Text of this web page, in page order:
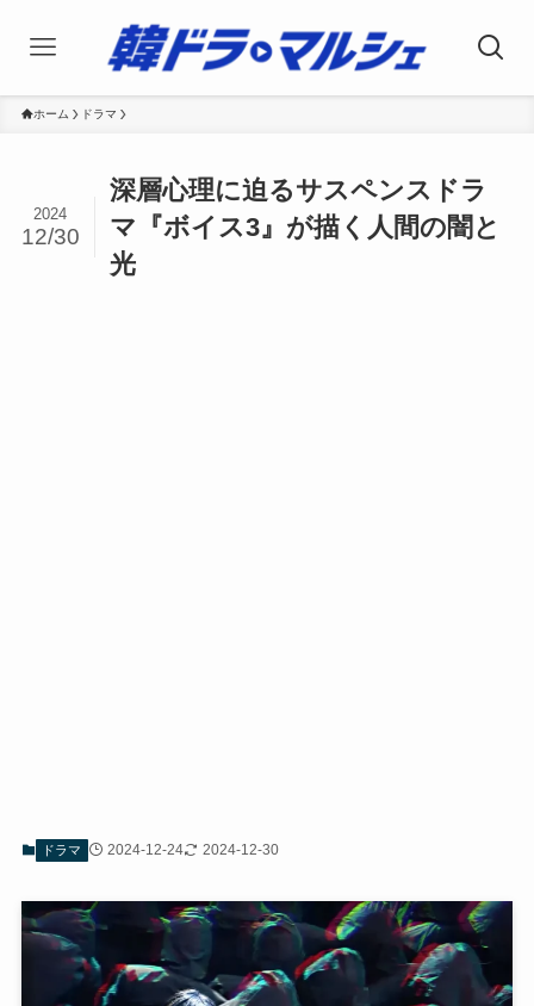
ホーム ドラマ
深層心理に迫るサスペンスドラ
マ『ボイス3』が描く人間の闇と
光
2024
12/30
ドラマ 2024-12-24 2024-12-30